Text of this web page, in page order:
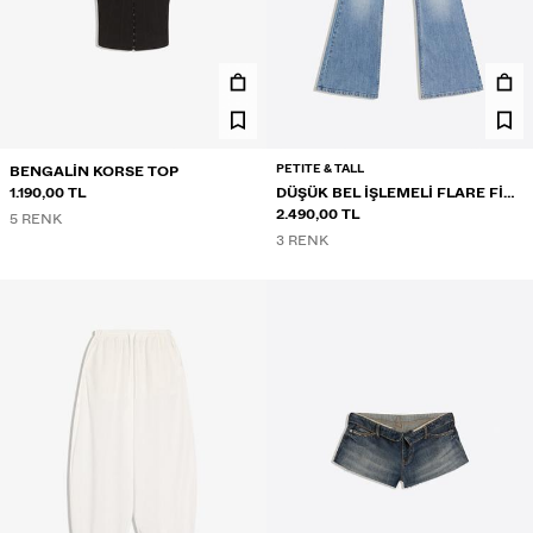
BENGALIN KORSE TOP
1.190,00 TL
5 RENK
PETITE & TALL
DÜŞÜK BEL IŞLEMELI FLARE FIT
JEAN
2.490,00 TL
3 RENK